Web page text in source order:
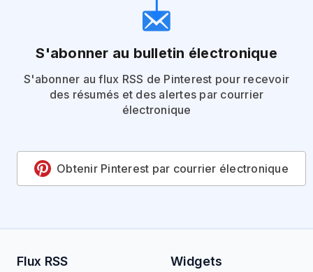
S'abonner au bulletin électronique
S'abonner au flux RSS de Pinterest pour recevoir
des résumés et des alertes par courrier
électronique
Obtenir Pinterest par courrier électronique
Flux RSS Widgets